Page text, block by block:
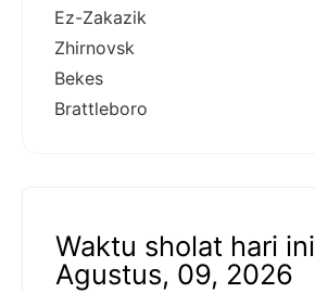
Ez-Zakazik
Zhirnovsk
Bekes
Brattleboro
Waktu sholat hari ini
Agustus, 09, 2026